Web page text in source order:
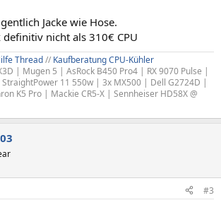
Jacke wie Hose.
nicht als 310€ CPU
Thread// Kaufberatung CPU-Kühler
| Mugen 5 | AsRock B450 Pro4 | RX 9070 Pulse |
11 550w | 3x MX500 | Dell G2724D |
K5 Pro | Mackie CR5-X | Sennheiser HD58X @
#3